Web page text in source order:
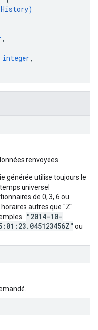
)
,
integer,
renvoyées.
générée utilise toujours le
universel
de 0, 3, 6 ou
autres que "Z"
: "2014-10-
ou